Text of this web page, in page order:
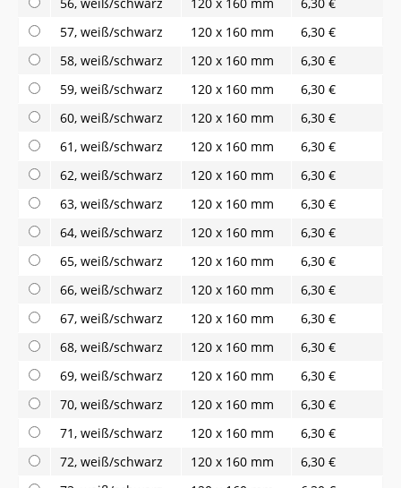
57, weiß/schwarz
120 x 160 mm
6,30 €
58, weiß/schwarz
120 x 160 mm
6,30 €
59, weiß/schwarz
120 x 160 mm
6,30 €
60, weiß/schwarz
120 x 160 mm
6,30 €
61, weiß/schwarz
120 x 160 mm
6,30 €
62, weiß/schwarz
120 x 160 mm
6,30 €
63, weiß/schwarz
120 x 160 mm
6,30 €
64, weiß/schwarz
120 x 160 mm
6,30 €
65, weiß/schwarz
120 x 160 mm
6,30 €
66, weiß/schwarz
120 x 160 mm
6,30 €
67, weiß/schwarz
120 x 160 mm
6,30 €
68, weiß/schwarz
120 x 160 mm
6,30 €
69, weiß/schwarz
120 x 160 mm
6,30 €
70, weiß/schwarz
120 x 160 mm
6,30 €
71, weiß/schwarz
120 x 160 mm
6,30 €
72, weiß/schwarz
120 x 160 mm
6,30 €